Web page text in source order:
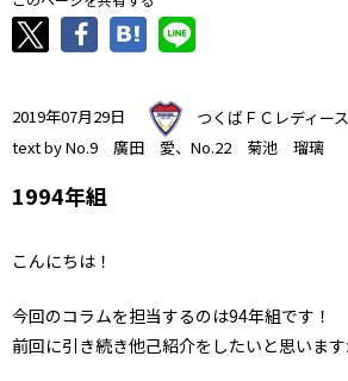
2019年07月29日
つくばＦＣレディース
text by No.9 廣田 愛、No.22 菊池 瑠璃
1994年組
こんにちは！
今回のコラムを担当するのは94年組です！
前回に引き続き他己紹介をしたいと思いま